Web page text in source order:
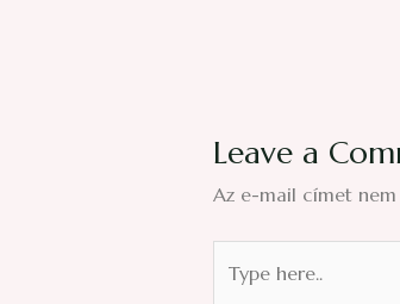
Leave a
Az e-mail címet nem
here..